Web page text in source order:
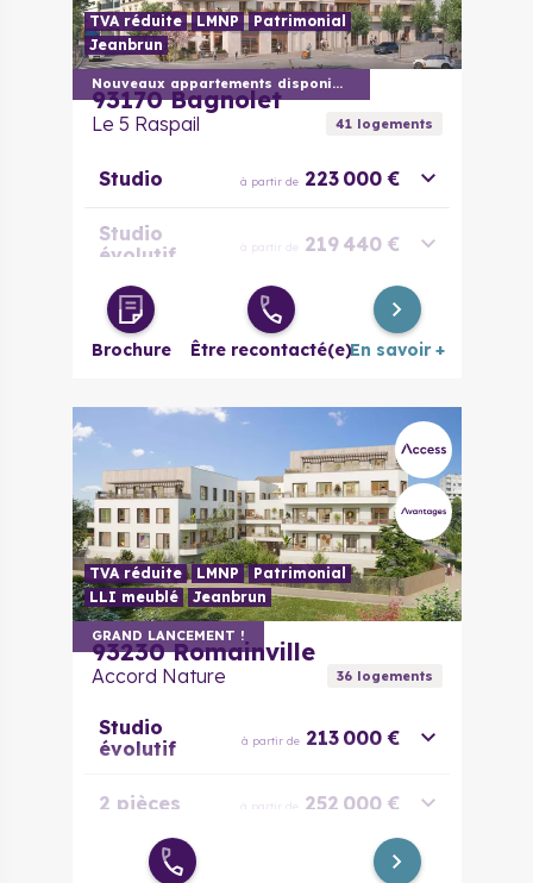
Nouveaux appartements disponibles
TVA réduite LMNP
Patrimonial
Jeanbrun
93170 Bagnolet
Le 5 Raspail 41logements
Studio à partir de 223 000 €
Studio
évolutif
à partir de 219 440 €
2 pièces à partir de 286 000 €
3 pièces
évolutif
373 615 €
4 pièces à partir de 445 450 €
5 pièces à partir de 572 000 €
Brochure Être recontacté(e)En savoir +
GRAND LANCEMENT !
TVA réduite LMNP
Patrimonial
LLI meublé
Jeanbrun
93230 Romainville
Accord Nature 36logements
Studio
évolutif
à partir de 213 000 €
2 pièces à partir de 252 000 €
2 pièces
281 000 €